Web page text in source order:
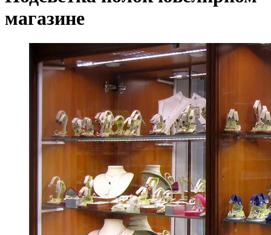
магазине